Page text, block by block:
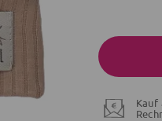
Kauf